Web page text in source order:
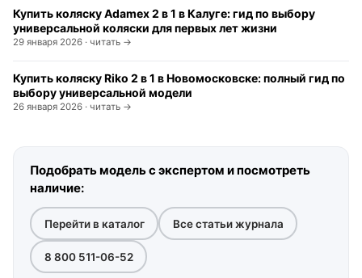
Купить коляску Adamex 2 в 1 в Калуге: гид по выбору
универсальной коляски для первых лет жизни
29 января 2026 · читать →
Купить коляску Riko 2 в 1 в Новомосковске: полный гид по
выбору универсальной модели
26 января 2026 · читать →
Подобрать модель с экспертом и посмотреть
наличие:
Перейти в каталог Все статьи журнала
8 800 511-06-52